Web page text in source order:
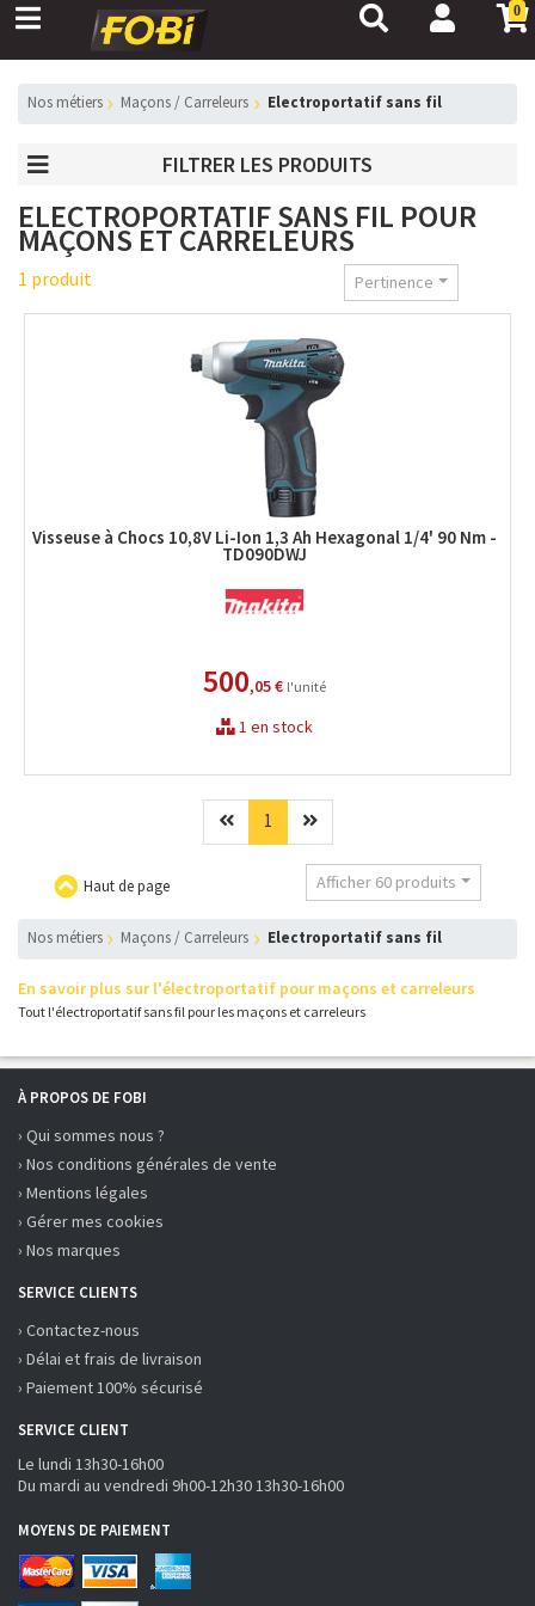
0
nos métiers Maçons / Carreleurs Electroportatif sans fil
FILTRER LES PRODUITS
ELECTROPORTATIF SANS FIL POUR
MAÇONS ET CARRELEURS
1 produit Pertinence
Visseuse à Chocs 10,8V Li-Ion 1,3 Ah Hexagonal 1/4' 90 Nm -
TD090DWJ
500,05 € l'unité
1 en stock
Précédent
1 (current)Suivant
Haut de page Afficher 60 produits
nos métiers Maçons / Carreleurs Electroportatif sans fil
En savoir plus sur l'électroportatif pour maçons et carreleurs
Tout l'électroportatif sans fil pour les maçons et carreleurs
À PROPOS DE FOBI
› Qui sommes nous ?
› Nos conditions générales de vente
› Mentions légales
› Gérer mes cookies
› Nos marques
SERVICE CLIENTS
› Contactez-nous
› Délai et frais de livraison
› Paiement 100% sécurisé
SERVICE CLIENT
Le lundi 13h30-16h00
Du mardi au vendredi 9h00-12h30 13h30-16h00
MOYENS DE PAIEMENT